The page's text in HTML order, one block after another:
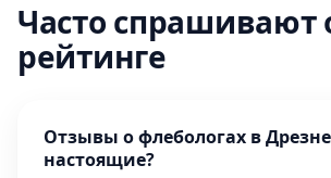
Часто спрашивают
рейтинге
Отзывы о флебологах в Дрезне
настоящие?